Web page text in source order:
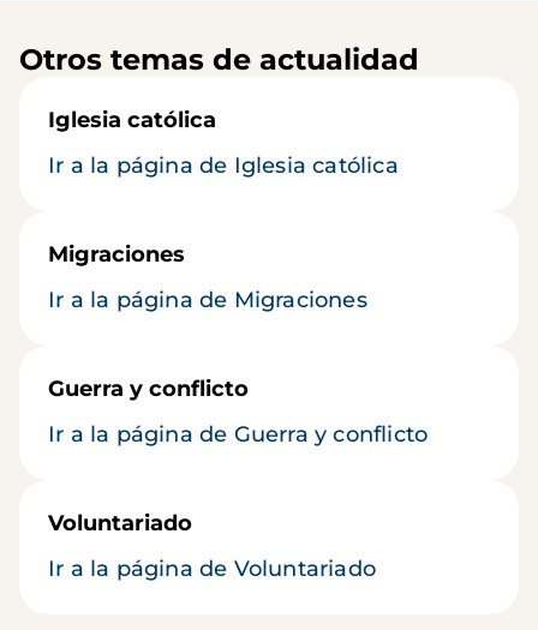
Otros temas de actualidad
Iglesia católica
Ir a la página de Iglesia católica
Migraciones
Ir a la página de Migraciones
Guerra y conflicto
Ir a la página de Guerra y conflicto
Voluntariado
Ir a la página de Voluntariado